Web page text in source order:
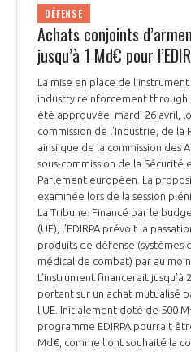
DÉFENSE
Achats conjoints
jusqu’à 1 Md€ pour
La mise en place de
industry reinforcement through
été approuvée, mardi 26 avril,
commission de l'Industrie, de la
ainsi que de la commission des
sous-commission de la Sécurité
Parlement européen. La
examinée lors de la session
La Tribune. Financé par le
(UE), l’EDIRPA prévoit la
produits de défense (systèmes
médical de combat) par au
L’instrument financerait jusqu'à
portant sur un achat mutualisé
l'UE. Initialement doté de 500
programme EDIRPA pourrait
Md€, comme l'ont souhaité la